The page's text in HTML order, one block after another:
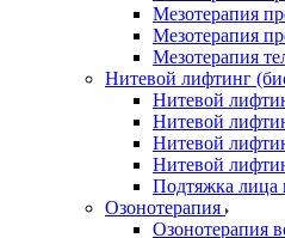
Мезотерапия
Мезотерапия
Мезотерапия
Нитевой лифтинг
Нитевой
Нитевой
Нитевой
Нитевой
Подтяжка лица
Озонотерапия
Озонотерапия